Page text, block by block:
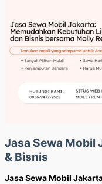
Hubungi
Jasa Sewa Mobil
& Bisnis
Jasa Sewa Mobil